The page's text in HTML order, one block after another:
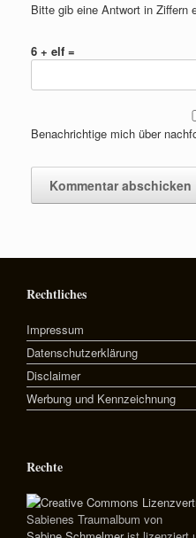
Bitte gib eine Antwort in Ziffern
6 + elf =
Benachrichtige mich über
Rechtliches
Impressum
Datenschutzerklärung
Disclaimer
Werbung und Kennzeichnung
Rechte
Sabienes Traumalbum von